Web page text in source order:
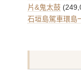
片&鬼太鼓
石垣島駕車環島